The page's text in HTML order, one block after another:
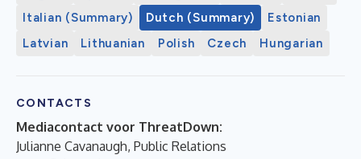
Italian (Summary)
Dutch (Summary)
Estonian
Latvian
Lithuanian Polish Czech Hungarian
CONTACTS
Mediacontact voor ThreatDown:
Julianne Cavanaugh, Public Relations